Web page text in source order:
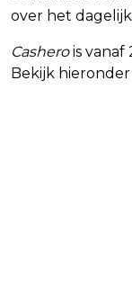
over het
Casherois vanaf
Bekijk